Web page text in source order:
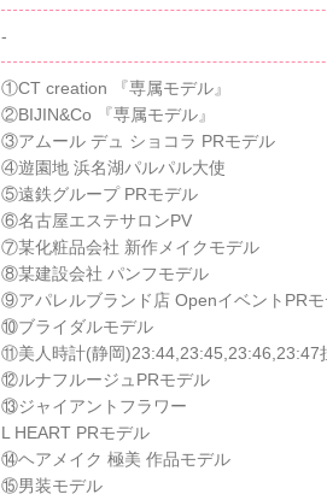
-
①CT creation 『専属モデル』
②BIJIN&Co 『専属モデル』
③アムール デュ ショコラ PRモデル
④遊園地 浜名湖パルパル大使
⑤遠鉄グループ PRモデル
⑥名古屋エステサロンPV
⑦某化粧品会社 新作メイクモデル
⑧某建設会社 パンフモデル
⑨アパレルブランド店 OpenイベントPR
⑩ブライダルモデル
⑪美人時計(静岡)23:44,23:45,23:46,23:47
⑫ルナフルージュPRモデル
⑬ジャイアントフラワー
L HEART PRモデル
⑭ヘアメイク 極美 作品モデル
⑮男装モデル